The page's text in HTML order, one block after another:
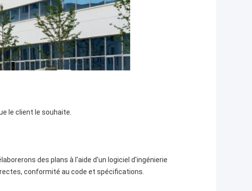
le client le souhaite.
des plans à l'aide d'un logiciel d'ingénierie
conformité au code et spécifications.